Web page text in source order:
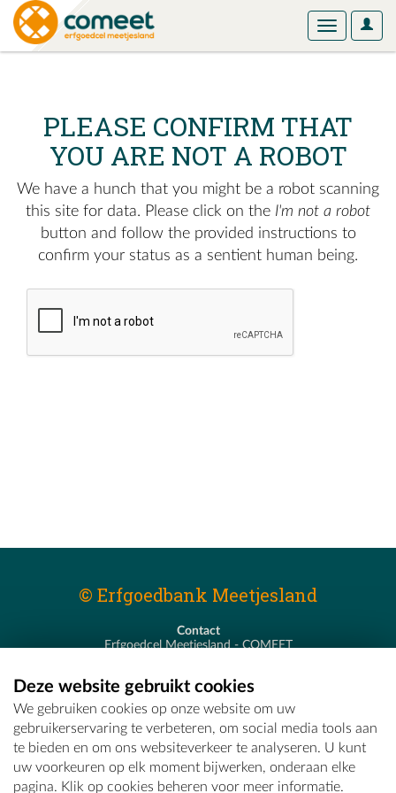
User
Toggle
PLEASE CONFIRM THAT
YOU ARE NOT A ROBOT
We have a hunch that you might be a robot scanning
this site for data. Please click on the I'm not a robot
button and follow the provided instructions to
confirm your status as a sentient human being.
© Erfgoedbank Meetjesland
Contact
Erfgoedcel Meetjesland - COMEET
T - 09 373 75 96
E -erfgoedcel@comeet.be
Deze website gebruikt cookies
We gebruiken cookies op onze website om uw
gebruikerservaring te verbeteren, om social media tools aan
te bieden en om ons websiteverkeer te analyseren. U kunt
uw voorkeuren op elk moment bijwerken, onderaan elke
pagina. Klik op cookies beheren voor meer informatie.